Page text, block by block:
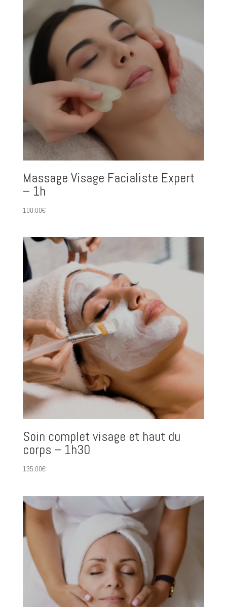
Massage Visage Facialiste Expert
– 1h
100.00€
Soin complet visage et haut du
corps – 1h30
135.00€